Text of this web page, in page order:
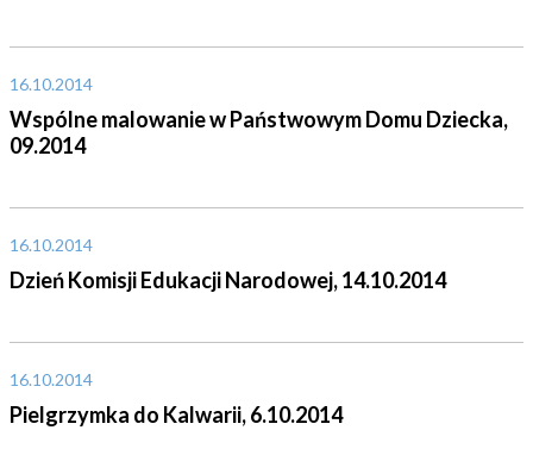
16.10.2014
Wspólne malowanie w Państwowym Domu Dziecka,
09.2014
16.10.2014
Dzień Komisji Edukacji Narodowej, 14.10.2014
16.10.2014
Pielgrzymka do Kalwarii, 6.10.2014